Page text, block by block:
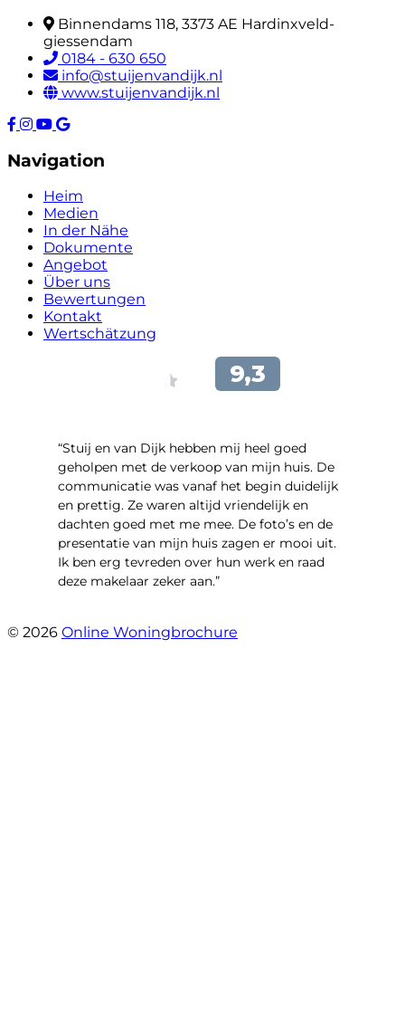
Binnendams 118, 3373 AE Hardinxveld-
giessendam
0184 - 630 650
info@stuijenvandijk.nl
www.stuijenvandijk.nl
Navigation
Heim
Medien
In der Nähe
Dokumente
Angebot
Über uns
Bewertungen
Kontakt
Wertschätzung
“Stuij en van Dijk hebben mij heel goed
geholpen met de verkoop van mijn huis. De
communicatie was vanaf het begin duidelijk
en prettig. Ze waren altijd vriendelijk en
dachten goed met me mee. De foto’s en de
presentatie van mijn huis zagen er mooi uit.
Ik ben erg tevreden over hun werk en raad
deze makelaar zeker aan.”
© 2026 Online Woningbrochure